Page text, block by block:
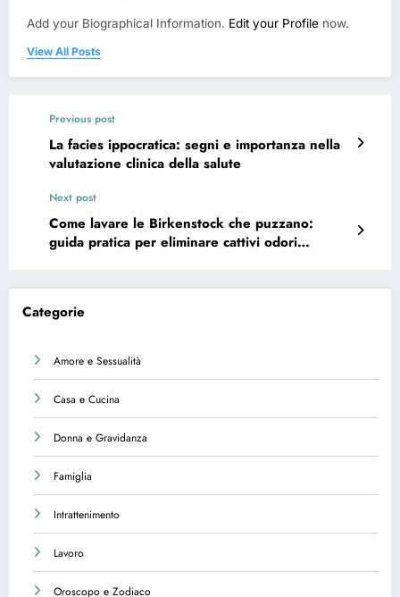
Add your Biographical Information. Edit your Profile now.
View All Posts
Previous post
La facies ippocratica: segni e importanza nella
valutazione clinica della salute
Next post
Come lavare le Birkenstock che puzzano:
guida pratica per eliminare cattivi odori
Categorie
Amore e Sessualità
Casa e Cucina
Donna e Gravidanza
Famiglia
Intrattenimento
Lavoro
Oroscopo e Zodiaco